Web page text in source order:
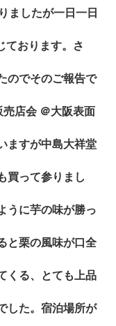
ましたが一日一日
ております。さ
のでそのご報告で
店会 ＠大阪表面
ますが中島大祥堂
買って参りまし
うに芋の味が勝っ
と栗の風味が口全
くる、とても上品
した。宿泊場所が